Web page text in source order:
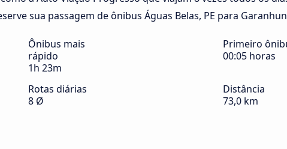
sua passagem de ônibus Águas Belas, PE para
Ônibus mais
rápido
1h 23m
Primeiro
00:05 horas
Rotas diárias
8 Ø
Distância
73,0 km